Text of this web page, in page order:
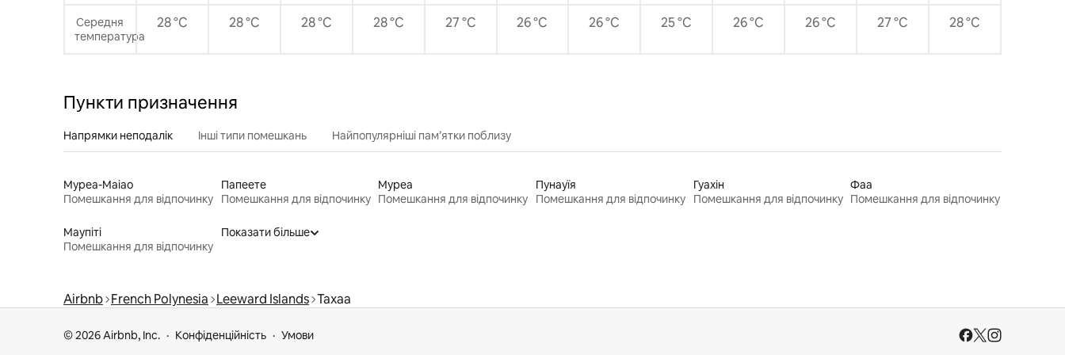
Середня
температура
28 °C 28 °C 28 °C 28 °C 27 °C 26 °C 26 °C 25 °C 26 °C 26 °C 27 °C 28 °C
Пункти призначення
Напрямки неподалік Інші типи помешкань Найпопулярніші пам’ятки поблизу
Муреа-Маіао
Помешкання для відпочинку
Папеете
Помешкання для відпочинку
Муреа
Помешкання для відпочинку
Пунауїя
Помешкання для відпочинку
Гуахін
Помешкання для відпочинку
Фаа
Помешкання для відпочинку
Маупіті
Помешкання для відпочинку
Показати більше
Airbnb French Polynesia Leeward Islands Тахаа
© 2026 Airbnb, Inc. Конфіденційність Умови